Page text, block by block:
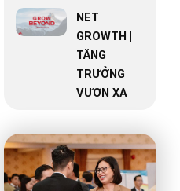
NET
GROWTH |
TĂNG
TRƯỞNG
VƯƠN XA